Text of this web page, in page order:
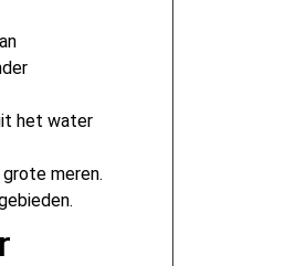
het water
meren.